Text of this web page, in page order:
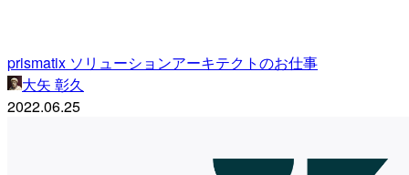
prismatix ソリューションアーキテクトのお仕事
大矢 彰久
2022.06.25